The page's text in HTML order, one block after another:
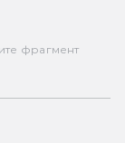
фрагмент